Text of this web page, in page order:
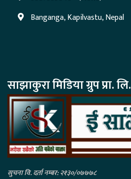
Banganga, Kapilvastu, Nepal
साझाकुरा मिडिया ग्रुप प्रा. लि.
सुचना वि. दर्ता नम्बर: २१३०/०७७७८